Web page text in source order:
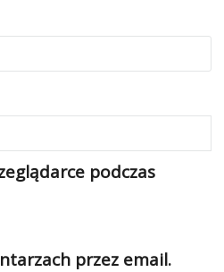
podczas
przez email.